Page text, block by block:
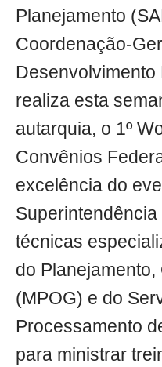
Planejamento
Coordenação-
realiza esta
autarquia, o 1º
Convênios
excelência do
técnicas
do
(MPOG) e do
Processamento
para ministrar